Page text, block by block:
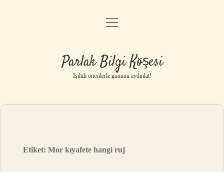
Anasayfa
Yasal Uyarı
menüyü
Parlak Bilgi Köşesi
Işıltılı önerilerle gününü aydınlat!
Etiket:Mor kıyafete hangi ruj